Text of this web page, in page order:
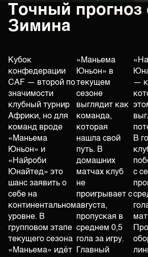
Точный прогноз
Зимина
Кубок
конфедерации
CAF — второй по
значимости
клубный турнир
Африки, но для
команд вроде
«Маньема
Юньон» и
«Найроби
Юнайтед» это
шанс заявить о
себе на
континентальном
уровне. В
групповом этапе
текущего сезона
«Маньема» идёт
«Маньема
Юньон» в
текущем
сезоне
выглядит как
команда,
которая
нашла свой
путь. В
домашних
матчах клуб
не
проигрывает с
августа,
пропуская в
среднем 0,5
гола за игру.
Главный
—
В
с